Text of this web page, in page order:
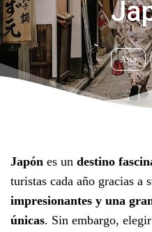
Asia
Japón es un destino
turistas cada año gracias a
impresionantes y una
únicas. Sin embargo,